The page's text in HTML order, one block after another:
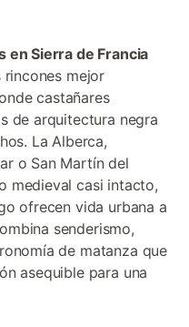
en Sierra de Francia
mejor
castañares
de arquitectura negra
La Alberca,
o San Martín del
medieval casi intacto,
ofrecen vida urbana a
senderismo,
de matanza que
asequible para una